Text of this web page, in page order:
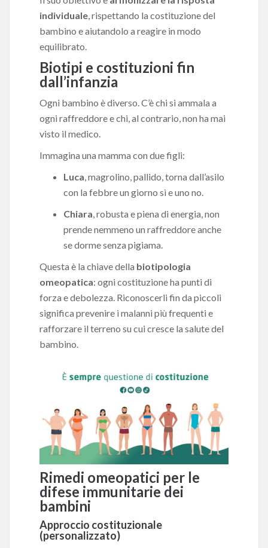
individuale, rispettando la costituzione del
bambino e aiutandolo a reagire in modo
equilibrato.
Biotipi e costituzioni fin
dall’infanzia
Ogni bambino è diverso. C’è chi si ammala a
ogni raffreddore e chi, al contrario, non ha mai
visto il medico.
Immagina una mamma con due figli:
Luca, magrolino, pallido, torna dall’asilo
con la febbre un giorno sì e uno no.
Chiara, robusta e piena di energia, non
prende nemmeno un raffreddore anche
se dorme senza pigiama.
Questa è la chiave della biotipologia
omeopatica: ogni costituzione ha punti di
forza e debolezza. Riconoscerli fin da piccoli
significa prevenire i malanni più frequenti e
rafforzare il terreno su cui cresce la salute del
bambino.
Rimedi omeopatici per le
difese immunitarie dei
bambini
Approccio costituzionale
(personalizzato)